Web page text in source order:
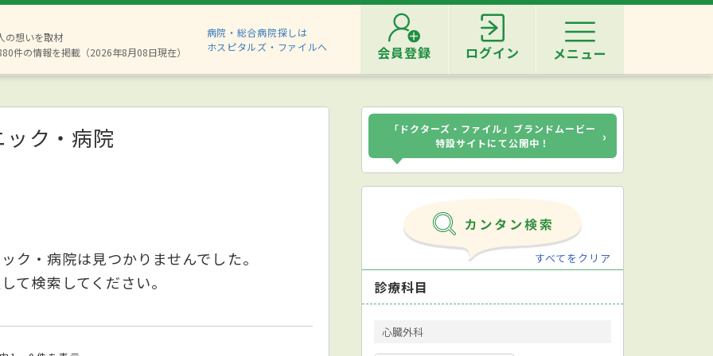
の想いを取材
件の情報を掲載（2026年8月08日現在）
病院・総合病院探しは
ホスピタルズ・ファイルへ
会員登録 ログイン メニュー
ク・病院
ク・病院は見つかりませんでした。
て検索してください。
「ドクターズ・ファイル」ブランドムービー
特設サイトにて公開中！
›
すべてをクリア
診療科目
心臓外科